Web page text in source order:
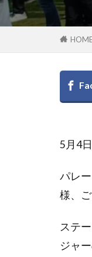
5月4
パレ
様、
ステ
ジャ